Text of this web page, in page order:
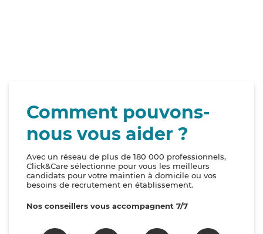
Comment pouvons-
nous vous aider ?
Avec un réseau de plus de 180 000 professionnels,
Click&Care sélectionne pour vous les meilleurs
candidats pour votre maintien à domicile ou vos
besoins de recrutement en établissement.
Nos conseillers vous accompagnent 7/7